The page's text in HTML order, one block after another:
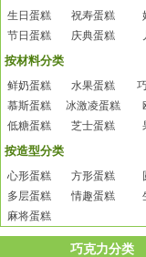
生日蛋糕 祝寿蛋糕
节日蛋糕
庆典蛋糕
按材料分类
鲜奶蛋糕 水果蛋糕
慕斯蛋糕
冰激凌蛋糕
低糖蛋糕
芝士蛋糕
按造型分类
心形蛋糕 方形蛋糕
多层蛋糕
情趣蛋糕
麻将蛋糕
巧克力分类